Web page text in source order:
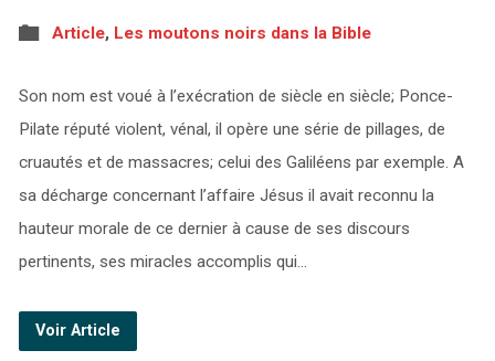
Article, Les moutons noirs dans la Bible
Son nom est voué à l’exécration de siècle en siècle; Ponce-
Pilate réputé violent, vénal, il opère une série de pillages, de
cruautés et de massacres; celui des Galiléens par exemple. A
sa décharge concernant l’affaire Jésus il avait reconnu la
hauteur morale de ce dernier à cause de ses discours
pertinents, ses miracles accomplis qui…
Voir Article